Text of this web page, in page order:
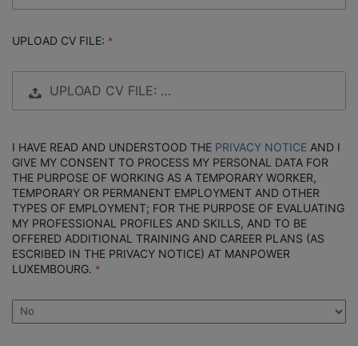
UPLOAD CV FILE:
UPLOAD CV FILE: …
I HAVE READ AND UNDERSTOOD THE PRIVACY NOTICE AND I
GIVE MY CONSENT TO PROCESS MY PERSONAL DATA FOR
THE PURPOSE OF WORKING AS A TEMPORARY WORKER,
TEMPORARY OR PERMANENT EMPLOYMENT AND OTHER
TYPES OF EMPLOYMENT; FOR THE PURPOSE OF EVALUATING
MY PROFESSIONAL PROFILES AND SKILLS, AND TO BE
OFFERED ADDITIONAL TRAINING AND CAREER PLANS (AS
ESCRIBED IN THE PRIVACY NOTICE) AT MANPOWER
LUXEMBOURG.